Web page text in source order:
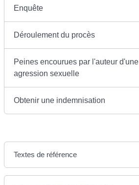
Enquête
Déroulement du procès
Peines encourues par l'auteur d'une
agression sexuelle
Obtenir une indemnisation
Textes de référence